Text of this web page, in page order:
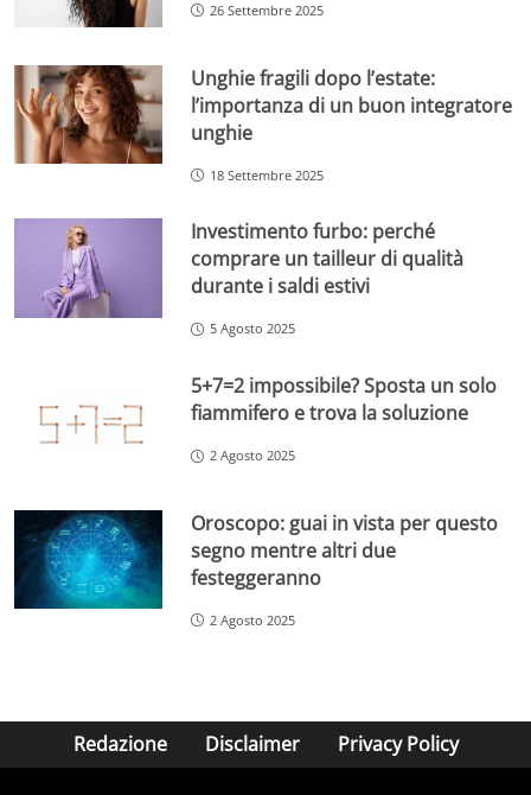
26 Settembre 2025
Unghie fragili dopo l’estate:
l’importanza di un buon integratore
unghie
18 Settembre 2025
Investimento furbo: perché
comprare un tailleur di qualità
durante i saldi estivi
5 Agosto 2025
5+7=2 impossibile? Sposta un solo
fiammifero e trova la soluzione
2 Agosto 2025
Oroscopo: guai in vista per questo
segno mentre altri due
festeggeranno
2 Agosto 2025
Redazione Disclaimer Privacy Policy